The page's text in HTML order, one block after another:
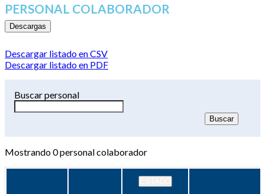
PERSONAL COLABORADOR
Descargas
Descargar listado en CSV
Descargar listado en PDF
Buscar personal
Mostrando0personal colaborador